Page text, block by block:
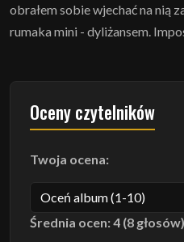
obrałem sobie wjechać na nią
rumaka mini - dyliżansem.
Oceny czytelników
Twoja ocena:
Średnia ocen: 4 (8 głosów)